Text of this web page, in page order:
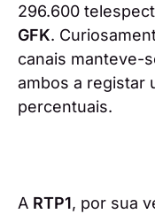
296.600
GFK.
canais manteve-
ambos a registar
percentuais.
A RTP1, por sua